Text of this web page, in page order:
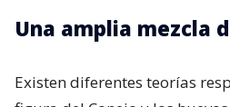
Una amplia mezcla
Existen diferentes teorías